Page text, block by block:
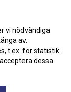
vi nödvändiga
av.
t.ex. för statistik
dessa.